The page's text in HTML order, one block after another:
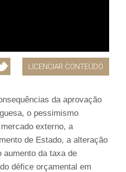
LICENCIAR CONTEÚDO
da aprovação
o pessimismo
externo, a
de Estado, a alteração
da taxa de
défice orçamental em